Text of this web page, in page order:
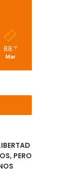
88 ℉
Mar
PERO